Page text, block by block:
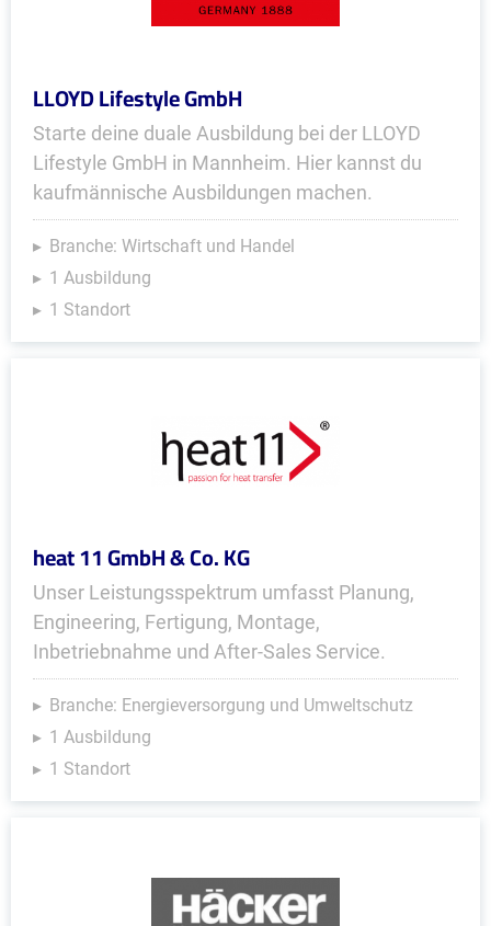
LLOYD Lifestyle GmbH
Starte deine duale Ausbildung bei der LLOYD
Lifestyle GmbH in Mannheim. Hier kannst du
kaufmännische Ausbildungen machen.
Branche: Wirtschaft und Handel
1 Ausbildung
1 Standort
heat 11 GmbH & Co. KG
Unser Leistungsspektrum umfasst Planung,
Engineering, Fertigung, Montage,
Inbetriebnahme und After-Sales Service.
Branche: Energieversorgung und Umweltschutz
1 Ausbildung
1 Standort